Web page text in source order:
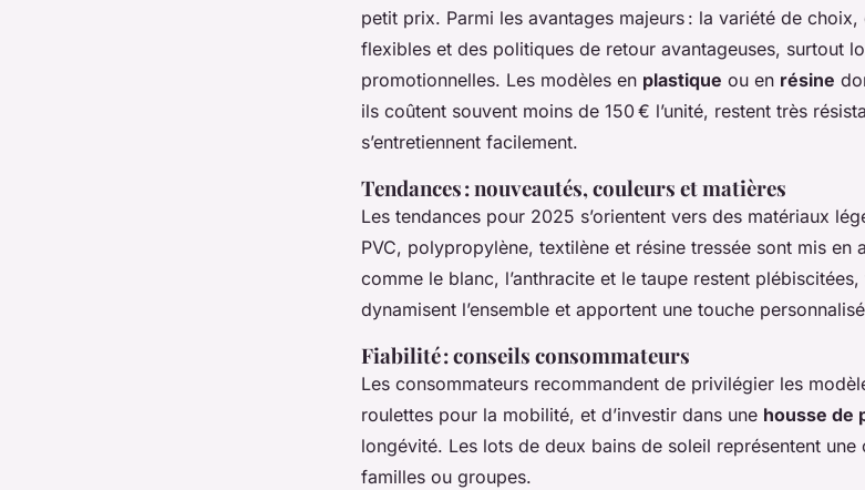
petit prix. Parmi les avantages majeurs : la variété de
flexibles et des politiques de retour avantageuses, surtout
promotionnelles. Les modèles en plastique ou en résine
ils coûtent souvent moins de 150 € l’unité, restent très
s’entretiennent facilement.
Tendances : nouveautés, couleurs et matières
Les tendances pour 2025 s’orientent vers des matériaux
PVC, polypropylène, textilène et résine tressée sont mis en
comme le blanc, l’anthracite et le taupe restent
dynamisent l’ensemble et apportent une touche
Fiabilité : conseils consommateurs
Les consommateurs recommandent de privilégier les
roulettes pour la mobilité, et d’investir dans une housse de
longévité. Les lots de deux bains de soleil représentent
familles ou groupes.